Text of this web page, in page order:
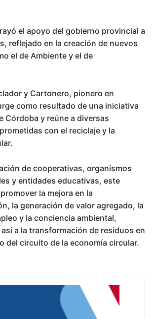
el apoyo del gobierno provincial a
reflejado en la creación de nuevos
el de Ambiente y el de
y Cartonero, pionero en
como resultado de una iniciativa
Córdoba y reúne a diversas
con el reciclaje y la
de cooperativas, organismos
y entidades educativas, este
la mejora en la
la generación de valor agregado, la
y la conciencia ambiental,
a la transformación de residuos en
del circuito de la economía circular.